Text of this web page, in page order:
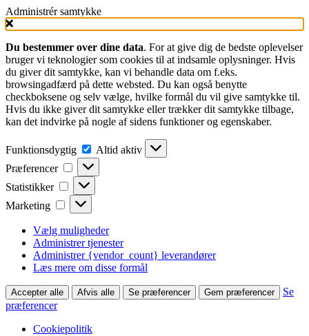
Administrér samtykke
Du bestemmer over dine data. For at give dig de bedste oplevelser
bruger vi teknologier som cookies til at indsamle oplysninger. Hvis
du giver dit samtykke, kan vi behandle data om f.eks.
browsingadfærd på dette websted. Du kan også benytte
checkboksene og selv vælge, hvilke formål du vil give samtykke til.
Hvis du ikke giver dit samtykke eller trækker dit samtykke tilbage,
kan det indvirke på nogle af sidens funktioner og egenskaber.
Funktionsdygtig Funktionsdygtig
Altid aktiv
Præferencer
Præferencer
Statistikker Statistikker
Marketing Marketing
Vælg muligheder
Administrer tjenester
Administrer {vendor_count} leverandører
Læs mere om disse formål
Accepter alle Afvis alle Se præferencer Gem præferencer
Se
præferencer
Cookiepolitik